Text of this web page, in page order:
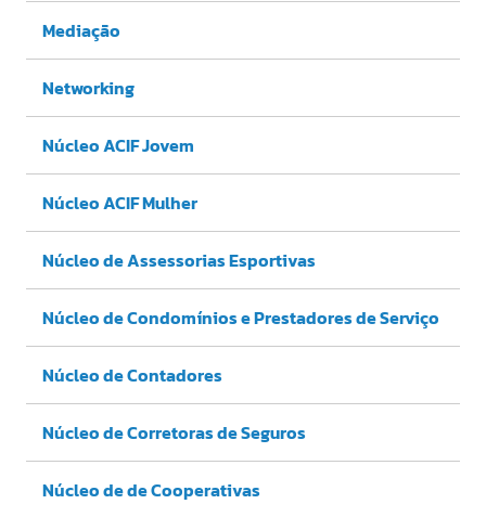
Mediação
Networking
Núcleo ACIF Jovem
Núcleo ACIF Mulher
Núcleo de Assessorias Esportivas
Núcleo de Condomínios e Prestadores de Serviço
Núcleo de Contadores
Núcleo de Corretoras de Seguros
Núcleo de de Cooperativas